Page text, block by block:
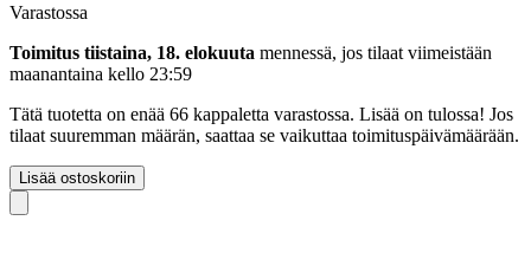
Varastossa
Toimitus tiistaina, 18. elokuuta mennessä, jos tilaat viimeistään
maanantaina kello 23:59
Tätä tuotetta on enää 66 kappaletta varastossa. Lisää on tulossa! Jos
tilaat suuremman määrän, saattaa se vaikuttaa toimituspäivämäärään.
Lisää ostoskoriin